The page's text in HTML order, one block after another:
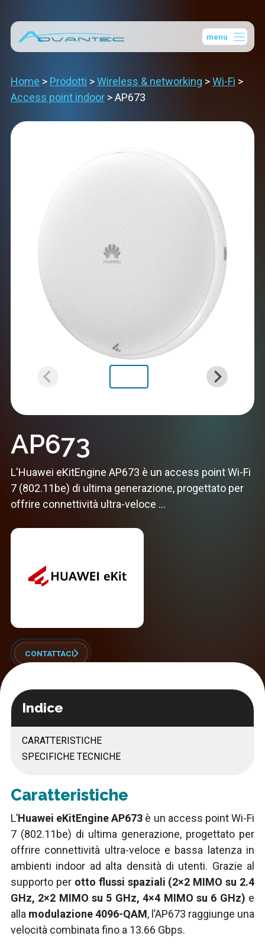
contenuto
menu
Home > Prodotti >Wireless & networking >Wi-Fi >
Access point indoor >AP673
AP673
L'Huawei eKitEngine AP673 è un access point Wi-Fi
7 (802.11be) di ultima generazione, progettato per
offrire connettività ultra-veloce ...
CONTATTACI
Indice
CARATTERISTICHE
SPECIFICHE TECNICHE
Caratteristiche
L’Huawei eKitEngine AP673 è un access point Wi-Fi
7 (802.11be) di ultima generazione, progettato per
offrire connettività ultra-veloce e bassa latenza in
ambienti indoor ad alta densità di utenti. Grazie al
supporto per otto flussi spaziali (2×2 MIMO su 2.4
GHz, 2×2 MIMO su 5 GHz, 4×4 MIMO su 6 GHz) e
alla modulazione 4096-QAM, l’AP673 raggiunge una
velocità combinata fino a 13.66 Gbps.